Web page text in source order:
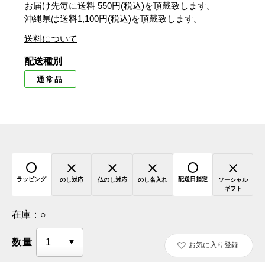
お届け先毎に送料 550円(税込)を頂戴致します。
沖縄県は送料1,100円(税込)を頂戴致します。
送料について
配送種別
通常品
ラッピング のし対応 仏のし対応 のし名入れ 配送日指定
ソーシャル
ギフト
在庫： ○
数量 お気に入り登録